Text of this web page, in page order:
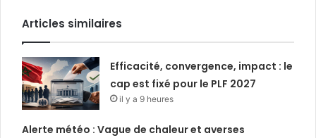
Articles similaires
Efficacité, convergence, impact : le
cap est fixé pour le PLF 2027
il y a 9 heures
Alerte météo : Vague de chaleur et averses